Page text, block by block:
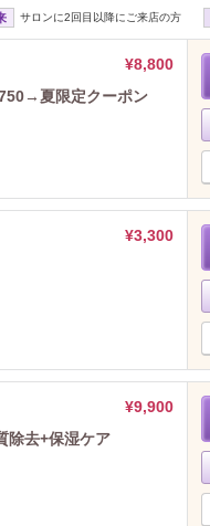
サロンに2回目以降にご来店の方
¥8,800
夏限定クーポン
¥3,300
¥9,900
除去+保湿ケア